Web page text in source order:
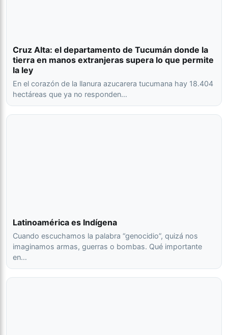
Cruz Alta: el departamento de Tucumán donde la
tierra en manos extranjeras supera lo que permite
la ley
En el corazón de la llanura azucarera tucumana hay 18.404
hectáreas que ya no responden…
Latinoamérica es Indígena
Cuando escuchamos la palabra “genocidio”, quizá nos
imaginamos armas, guerras o bombas. Qué importante
en…